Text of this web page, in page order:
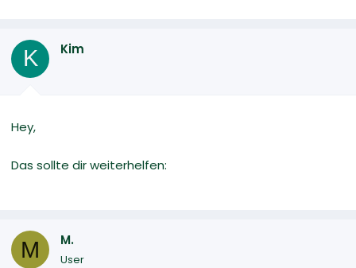
K Kim
Hey,
Das sollte dir weiterhelfen:
M M.
User